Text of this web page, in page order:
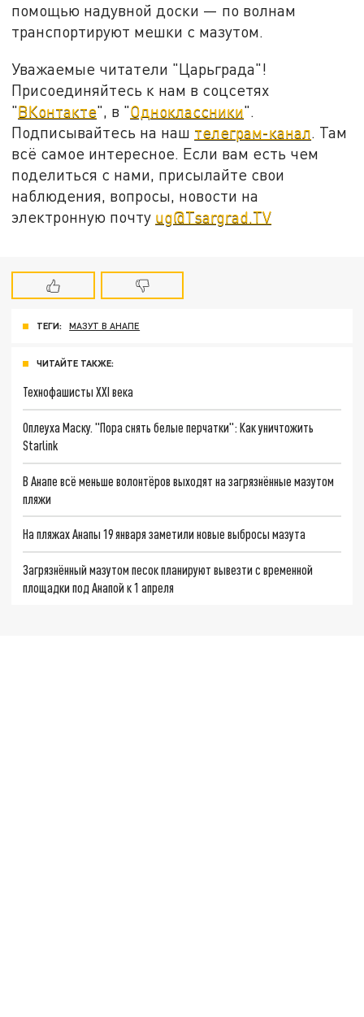
помощью надувной доски — по волнам
транспортируют мешки с мазутом.
Уважаемые читатели "Царьграда"!
Присоединяйтесь к нам в соцсетях
"ВКонтакте", в "Одноклассники".
Подписывайтесь на наш телеграм-канал. Там
всё самое интересное. Если вам есть чем
поделиться с нами, присылайте свои
наблюдения, вопросы, новости на
электронную почту ug@Tsargrad.TV
ТЕГИ: МАЗУТ В АНАПЕ
ЧИТАЙТЕ ТАКЖЕ:
Технофашисты XXI века
Оплеуха Маску. "Пора снять белые перчатки": Как уничтожить
Starlink
В Анапе всё меньше волонтёров выходят на загрязнённые мазутом
пляжи
На пляжах Анапы 19 января заметили новые выбросы мазута
Загрязнённый мазутом песок планируют вывезти с временной
площадки под Анапой к 1 апреля